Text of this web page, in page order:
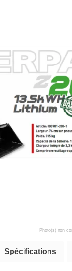
Photo(s) non
Spécifications